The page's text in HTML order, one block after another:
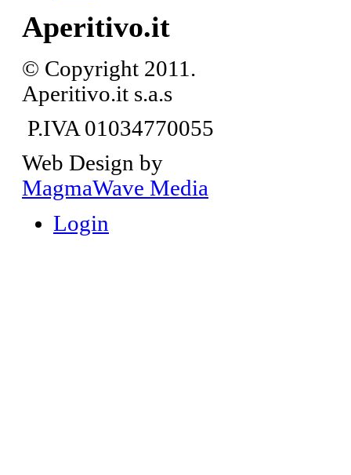
Aperitivo.it
© Copyright 2011.
Aperitivo.it s.a.s
P.IVA 01034770055
Web Design by
MagmaWave Media
Login